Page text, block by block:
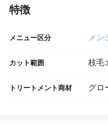
特徴
メニュー区分 メン
カット範囲 枝毛
トリートメント商材 グロ